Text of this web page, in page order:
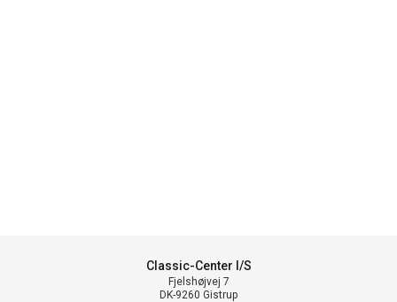
Classic-Center I/S
Fjelshøjvej 7
DK-9260 Gistrup